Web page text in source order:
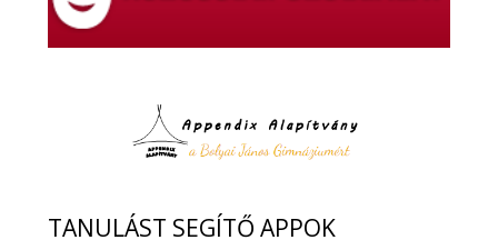
TANULÁST SEGÍTŐ APPOK